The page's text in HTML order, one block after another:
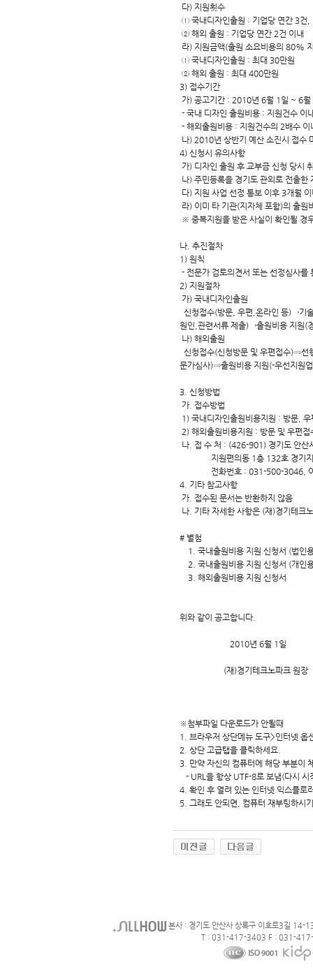
다) 지원횟수
① 국내디자인출원 : 기업당 연간 3건,
② 해외 출원 : 기업당 연간 2건 이내
라) 지원금액(출원 소요비용의 80%
① 국내디자인출원 : 최대 30만원
② 해외 출원 : 최대 400만원
3) 접수기간
가) 공고기간 : 2010년 6월 1일 ~ 6월
- 국내 디자인 출원비용 : 지원건수 이
- 해외출원비용 : 지원건수의 2배수 이
나) 2010년 상반기 예산 소진시 접수
4) 신청시 유의사항
가) 디자인 출원 후 교부금 신청 당시
나) 주민등록을 경기도 관외로 전출한
다) 지원 사업 선정 통보 이후 3개월
라) 이미 타 기관(지자체 포함)의 출원
※ 중복지원을 받은 사실이 확인될 경
나. 추진절차
1) 원칙
- 전문가 검토의견서 또는 선정심사를
2) 지원절차
가) 국내디자인출원
신청접수(방문, 우편,온라인 등)→기
원인,관련서류 제출)→출원비용 지원(
나) 해외출원
신청접수(신청방문 및 우편접수)⇒선
문가심사)⇒출원비용 지원(-우선지원
3. 신청방법
가. 접수방법
1) 국내디자인출원비용지원 : 방문,
2) 해외출원비용지원 : 방문 및 우편접
나. 접 수 처 : (426-901) 경기도 안산
지원편의동 1층 132호 경기지식
전화번호 : 031-500-3046, 이
4. 기타 참고사항
가. 접수된 문서는 반환하지 않음
나. 기타 자세한 사항은 (재)경기테
# 별첨
1. 국내출원비용 지원 신청서 (법인
2. 국내출원비용 지원 신청서 (개인
3. 해외출원비용 지원 신청서
위와 같이 공고합니다.
2010년 6월 1일
(재)경기테크노파크 원장
※첨부파일 다운로드가 안될때
1. 브라우저 상단메뉴 도구>인터넷 옵
2. 상단 고급탭을 클릭하세요.
3. 만약 자신의 컴퓨터에 해당 부분이
- URL을 항상 UTF-8로 보냄(다시 시
4. 확인 후 열려 있는 인터넷 익스플로
5. 그래도 안되면, 컴퓨터 재부팅하시
본사 : 경기도 안산사 상록구 이호로3길 14-
T : 031-417-3403 F : 031-